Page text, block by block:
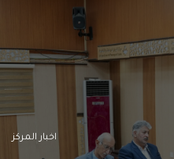
اخبار المركز